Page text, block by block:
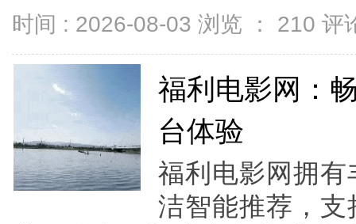
时间 : 2026-08-03 浏览 ： 210 评
福利电影网：
台体验
福利电影网拥
洁智能推荐，